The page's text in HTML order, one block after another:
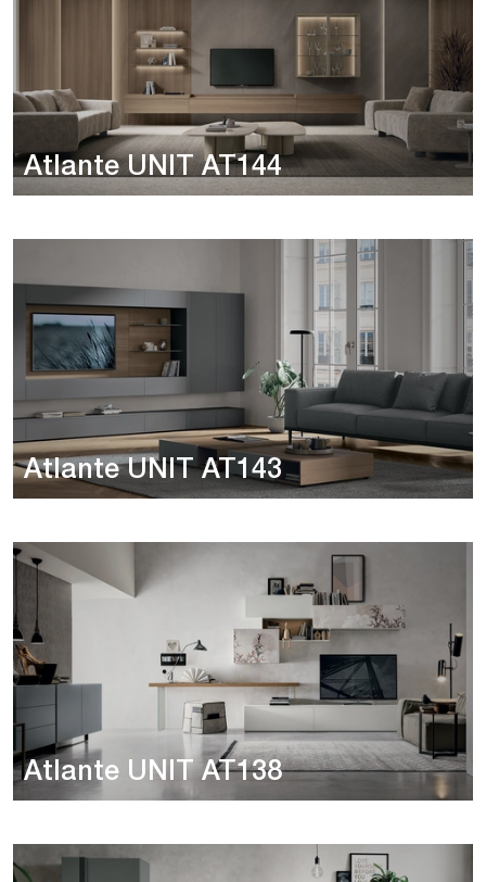
Atlante UNIT AT144
Atlante UNIT AT143
Atlante UNIT AT138